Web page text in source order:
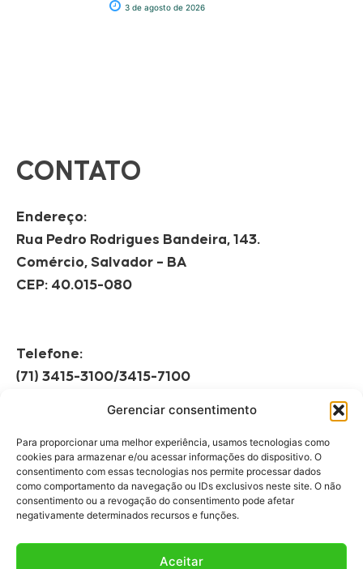
Gerenciar consentimento
Para proporcionar uma melhor experiência, usamos tecnologias como
cookies para armazenar e/ou acessar informações do dispositivo. O
consentimento com essas tecnologias nos permite processar dados
como comportamento da navegação ou IDs exclusivos neste site. O não
consentimento ou a revogação do consentimento pode afetar
negativamente determinados recursos e funções.
Aceitar
3 de agosto de 2026
CONTATO
Endereço:
Rua Pedro Rodrigues Bandeira, 143.
Comércio, Salvador – BA
CEP: 40.015-080
Telefone:
(71) 3415-3100/3415-7100
Horário de Funcionamento:
08h às 12h | 13h às 17h